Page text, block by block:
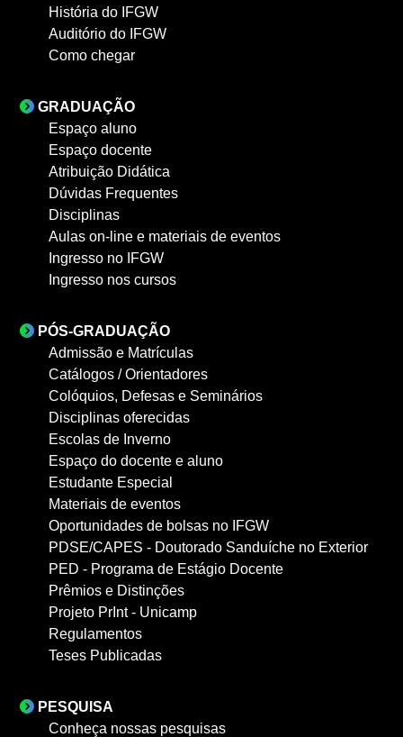
História do IFGW
Auditório do IFGW
Como chegar
GRADUAÇÃO
Espaço aluno
Espaço docente
Atribuição Didática
Dúvidas Frequentes
Disciplinas
Aulas on-line e materiais de eventos
Ingresso no IFGW
Ingresso nos cursos
PÓS-GRADUAÇÃO
Admissão e Matrículas
Catálogos / Orientadores
Colóquios, Defesas e Seminários
Disciplinas oferecidas
Escolas de Inverno
Espaço do docente e aluno
Estudante Especial
Materiais de eventos
Oportunidades de bolsas no IFGW
PDSE/CAPES - Doutorado Sanduíche no Exterior
PED - Programa de Estágio Docente
Prêmios e Distinções
Projeto PrInt - Unicamp
Regulamentos
Teses Publicadas
PESQUISA
Conheça nossas pesquisas